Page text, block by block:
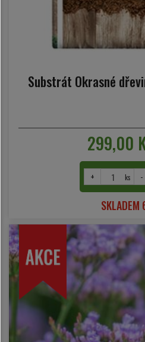
Substrát Okrasné
299,00
+ ks -